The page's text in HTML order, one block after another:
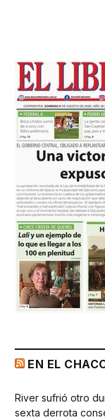
EN EL
River sufrió otro
sexta derrota